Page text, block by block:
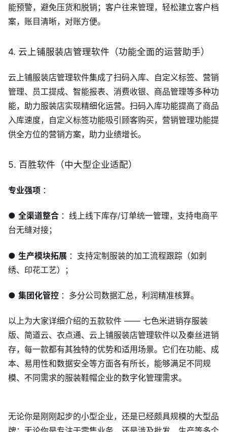
能预警，避免压货和脱销；客户往来管理，轻松建立客户档
案，账目清晰，对账方便。
4. 云上铺服装店管理软件（功能全面的运营助手）
云上铺服装店管理软件集成了扫码入库、自定义标签、营销
管理、员工提成、智能报表、消费收银、商品管理等多种功
能，助力服装店实现精细化运营。扫码入库功能提高了商品
入库速度，自定义标签功能吸引顾客购买，营销管理功能提
供全方位的营销方案，助力业绩增长。
5. 百胜软件（中大型企业适配）
专业强项 ：
● 全渠道整合 ：线上线下库存/订单统一管理，支持电商平
台无缝对接；
● 生产模块拓展 ：支持定制服装的加工流程跟踪（如刺
绣、印花工艺）；
● 集团化管控 ：多分公司数据汇总，利润精准核算。
以上为大家详细介绍的五款软件 —— 七色米进销存服装
版、简道云、衣点通、云上铺服装店管理软件以及秦丝进销
存，每一款都有其独特的优势和适用场景。它们在功能、成
本、易用性和数据安全等方面各有所长，能够满足不同规
模、不同需求的服装鞋帽企业的数字化管理需求。
无论你是刚刚起步的小型企业，还是已经颇具规模的大型品